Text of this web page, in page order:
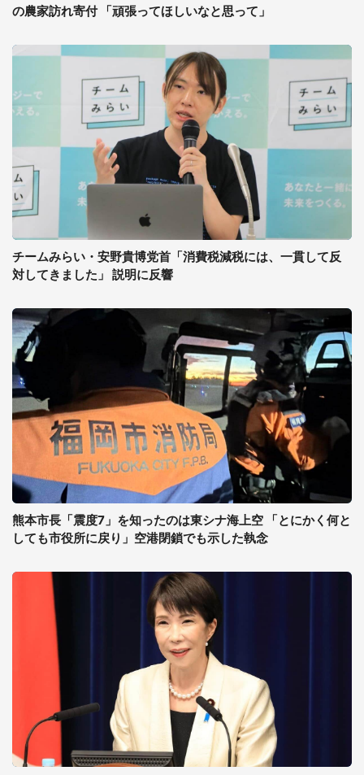
の農家訪れ寄付 「頑張ってほしいなと思って」
チームみらい・安野貴博党首「消費税減税には、一貫して反
対してきました」 説明に反響
熊本市長「震度7」を知ったのは東シナ海上空 「とにかく何と
しても市役所に戻り」空港閉鎖でも示した執念